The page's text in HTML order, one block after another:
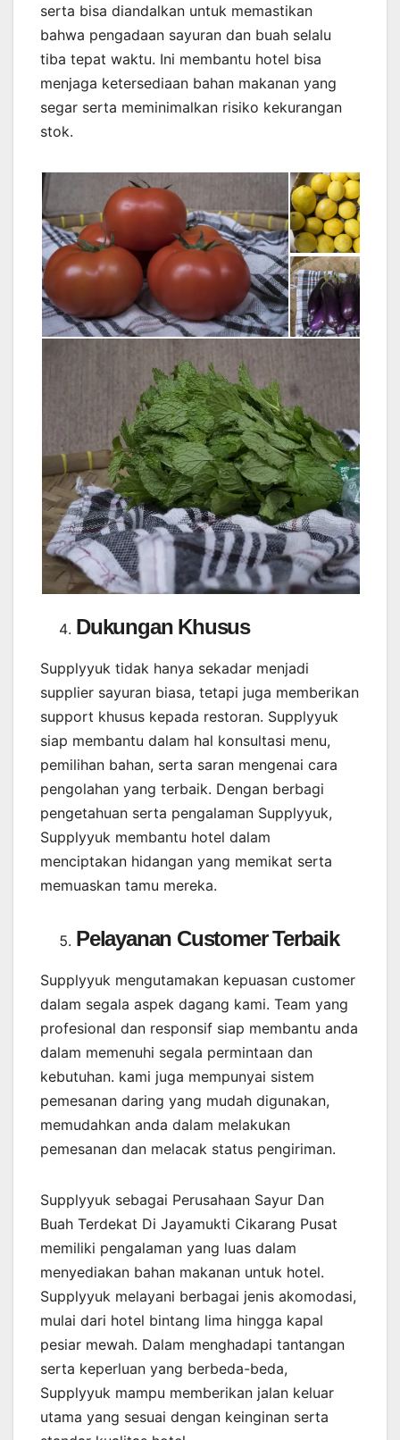
serta bisa diandalkan untuk memastikan
bahwa pengadaan sayuran dan buah selalu
tiba tepat waktu. Ini membantu hotel bisa
menjaga ketersediaan bahan makanan yang
segar serta meminimalkan risiko kekurangan
stok.
Dukungan Khusus
Supplyyuk tidak hanya sekadar menjadi
supplier sayuran biasa, tetapi juga memberikan
support khusus kepada restoran. Supplyyuk
siap membantu dalam hal konsultasi menu,
pemilihan bahan, serta saran mengenai cara
pengolahan yang terbaik. Dengan berbagi
pengetahuan serta pengalaman Supplyyuk,
Supplyyuk membantu hotel dalam
menciptakan hidangan yang memikat serta
memuaskan tamu mereka.
Pelayanan Customer Terbaik
Supplyyuk mengutamakan kepuasan customer
dalam segala aspek dagang kami. Team yang
profesional dan responsif siap membantu anda
dalam memenuhi segala permintaan dan
kebutuhan. kami juga mempunyai sistem
pemesanan daring yang mudah digunakan,
memudahkan anda dalam melakukan
pemesanan dan melacak status pengiriman.
Supplyyuk sebagai Perusahaan Sayur Dan
Buah Terdekat Di Jayamukti Cikarang Pusat
memiliki pengalaman yang luas dalam
menyediakan bahan makanan untuk hotel.
Supplyyuk melayani berbagai jenis akomodasi,
mulai dari hotel bintang lima hingga kapal
pesiar mewah. Dalam menghadapi tantangan
serta keperluan yang berbeda-beda,
Supplyyuk mampu memberikan jalan keluar
utama yang sesuai dengan keinginan serta